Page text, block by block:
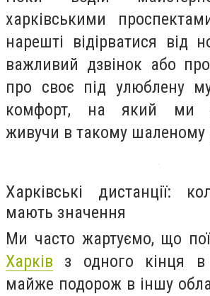
харківськими
нарешті відірватися від
важливий дзвінок або
про своє під улюблену
комфорт, на який ми
живучи в такому шаленому
Харківські дистанції:
мають значення
Ми часто жартуємо, що
Харків з одного кінця
майже подорож в іншу